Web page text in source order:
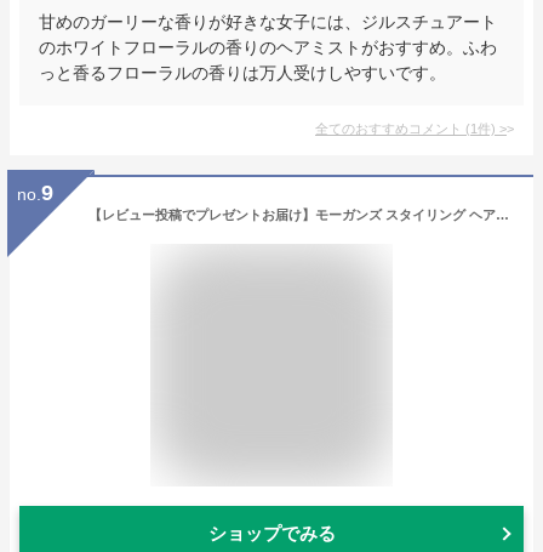
甘めのガーリーな香りが好きな女子には、ジルスチュアート
のホワイトフローラルの香りのヘアミストがおすすめ。ふわ
っと香るフローラルの香りは万人受けしやすいです。
全てのおすすめコメント (1件) >
no. 9
【レビュー投稿でプレゼントお届け】モーガンズ スタイリング ヘアミスト 霧森（きりのもり）150mL MOGANS ヘアーミスト ヘアウォーター ヘアーウォーター 洗い流さないトリートメント ミスト 無添加 寝ぐせ直し 寝癖直し ノンシリコン アミノ酸 保湿 乾燥 紫外線 アウトバス
ショップでみる